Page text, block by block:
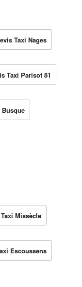
Taxi Nages
Taxi Parisot 81
Busque
Missècle
Escoussens